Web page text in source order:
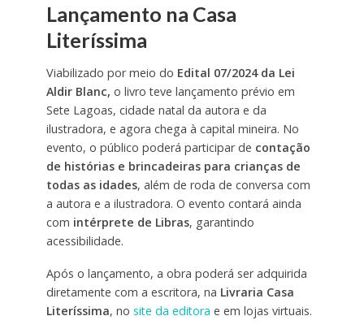
Lançamento na Casa
Literíssima
Viabilizado por meio do Edital 07/2024 da Lei
Aldir Blanc, o livro teve lançamento prévio em
Sete Lagoas, cidade natal da autora e da
ilustradora, e agora chega à capital mineira. No
evento, o público poderá participar de contação
de histórias e brincadeiras para crianças de
todas as idades, além de roda de conversa com
a autora e a ilustradora. O evento contará ainda
com intérprete de Libras, garantindo
acessibilidade.
Após o lançamento, a obra poderá ser adquirida
diretamente com a escritora, na Livraria Casa
Literíssima, no site da editora e em lojas virtuais.